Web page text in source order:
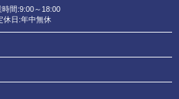
時間:9:00～18:00
休日:年中無休